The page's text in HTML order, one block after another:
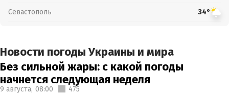
Севастополь 34°
Новости погоды Украины и мира
Без сильной жары: с какой погоды
начнется следующая неделя
9 августа, 08:00 475